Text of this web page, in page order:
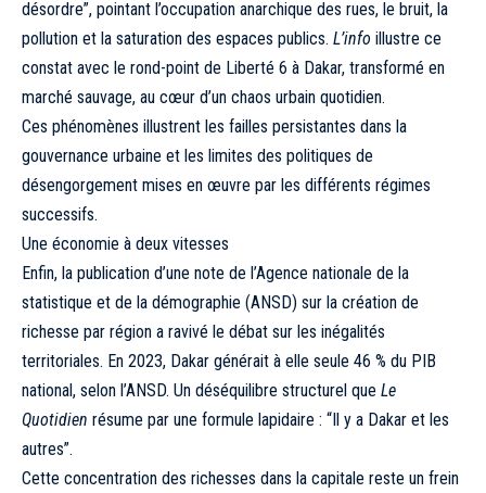
désordre”, pointant l’occupation anarchique des rues, le bruit, la
pollution et la saturation des espaces publics. L’info illustre ce
constat avec le rond-point de Liberté 6 à Dakar, transformé en
marché sauvage, au cœur d’un chaos urbain quotidien.
Ces phénomènes illustrent les failles persistantes dans la
gouvernance urbaine et les limites des politiques de
désengorgement mises en œuvre par les différents régimes
successifs.
Une économie à deux vitesses
Enfin, la publication d’une note de l’Agence nationale de la
statistique et de la démographie (ANSD) sur la création de
richesse par région a ravivé le débat sur les inégalités
territoriales. En 2023, Dakar générait à elle seule 46 % du PIB
national, selon l’ANSD. Un déséquilibre structurel que Le
Quotidien résume par une formule lapidaire : “Il y a Dakar et les
autres”.
Cette concentration des richesses dans la capitale reste un frein